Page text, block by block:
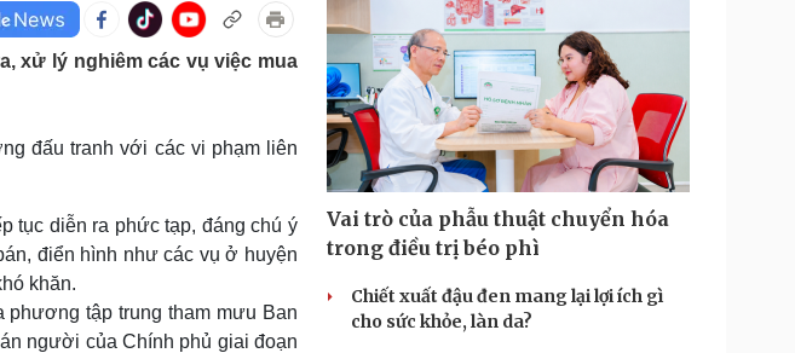
tô - Xe máy
Tư vấn
Doanh nghiệp
Thông tin doanh nghiệp
Doanh nghiệp 24h
Doanh nhân
Vì cộng đồng
Công nghệ
Sành điệu
Tin Công nghệ
Trải nghiệm
Chuyển đổi số
trí
Nghệ sĩ
Thời trang
Sao Việt
Du lịch
Tư vấn
check-in
Podcast
Câu chuyện thời sự
Đọc truyện đêm khuya
Cửa sổ tình yêu
xử lý nghiêm các vụ việc mua
đấu tranh với các vi phạm liên
tục diễn ra phức tạp, đáng chú ý
điển hình như các vụ ở huyện
khăn.
tập trung tham mưu Ban
người của Chính phủ giai đoạn
Vai trò của phẫu thuật chuyển hóa
trong điều trị béo phì
Chiết xuất đậu đen mang lại lợi ích gì
cho sức khỏe, làn da?